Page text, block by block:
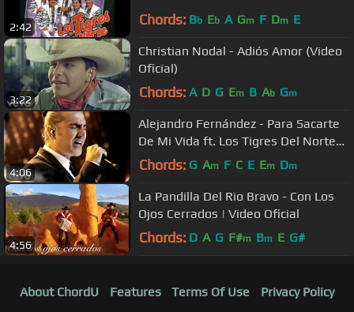
2:42 Chords: Bb Eb A Gm F Dm E
3:22
Christian Nodal - Adiós Amor (Video
Oficial)
Chords: A D G Em B Ab Gm
4:06
Alejandro Fernández - Para Sacarte
De Mi Vida ft. Los Tigres Del Norte
(Video Oficial)
Chords: G Am F C E Em Dm
4:56
La Pandilla Del Rio Bravo - Con Los
Ojos Cerrados | Video Oficial
Chords: D A G F#m Bm E G#
About ChordU Features Terms Of Use Privacy Policy